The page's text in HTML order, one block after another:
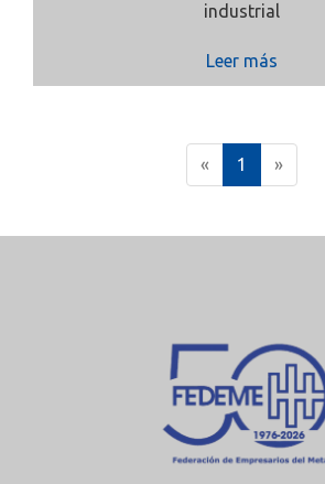
industrial
Leer más
« 1
c
t
)
»